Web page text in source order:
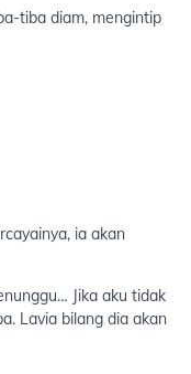
tiba diam, mengintip
ia akan
Jika aku tidak
Lavia bilang dia akan